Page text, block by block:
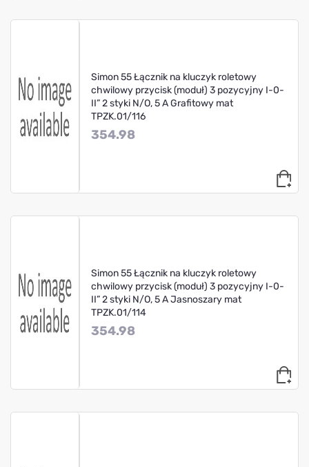
Simon 55 Łącznik na kluczyk roletowy
chwilowy przycisk (moduł) 3 pozycyjny I-0-
II” 2 styki N/O, 5 A Grafitowy mat
TPZK.01/116
354.98
Simon 55 Łącznik na kluczyk roletowy
chwilowy przycisk (moduł) 3 pozycyjny I-0-
II” 2 styki N/O, 5 A Jasnoszary mat
TPZK.01/114
354.98